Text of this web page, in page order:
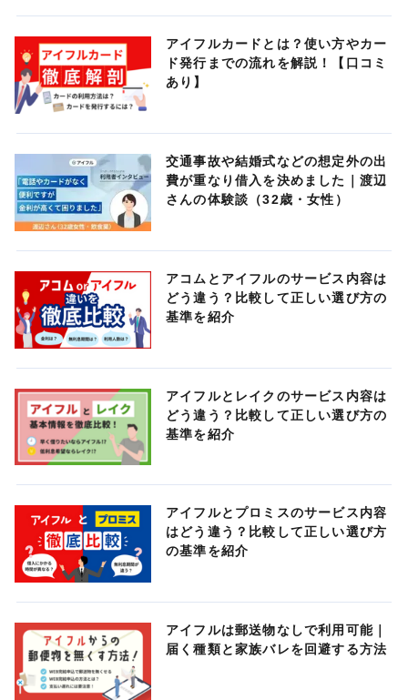
アイフルカードとは？使い方やカー
ド発行までの流れを解説！【口コミ
あり】
交通事故や結婚式などの想定外の出
費が重なり借入を決めました｜渡辺
さんの体験談（32歳・女性）
アコムとアイフルのサービス内容は
どう違う？比較して正しい選び方の
基準を紹介
アイフルとレイクのサービス内容は
どう違う？比較して正しい選び方の
基準を紹介
アイフルとプロミスのサービス内容
はどう違う？比較して正しい選び方
の基準を紹介
アイフルは郵送物なしで利用可能｜
届く種類と家族バレを回避する方法